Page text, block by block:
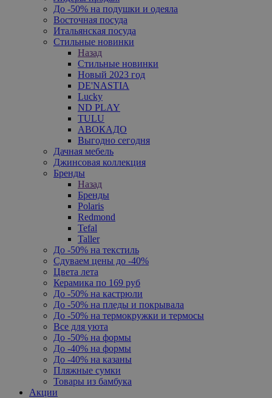
До -50% на подушки и одеяла
Восточная посуда
Итальянская посуда
Стильные новинки
Назад
Стильные новинки
Новый 2023 год
DE'NASTIA
Lucky
ND PLAY
TULU
АВОКАДО
Выгодно сегодня
Дачная мебель
Джинсовая коллекция
Бренды
Назад
Бренды
Polaris
Redmond
Tefal
Taller
До -50% на текстиль
Сдуваем цены до -40%
Цвета лета
Керамика по 169 руб
До -50% на кастрюли
До -50% на пледы и покрывала
До -50% на термокружки и термосы
Все для уюта
До -50% на формы
До -40% на формы
До -40% на казаны
Пляжные сумки
Товары из бамбука
Акции